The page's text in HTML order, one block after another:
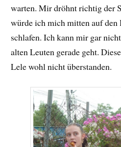
warten. Mir dröhnt richtig der
würde ich mich mitten auf den
schlafen. Ich kann mir gar
alten Leuten gerade geht.
Lele wohl nicht überstanden.